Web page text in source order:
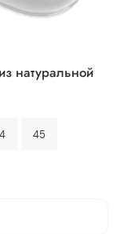
натуральной
45